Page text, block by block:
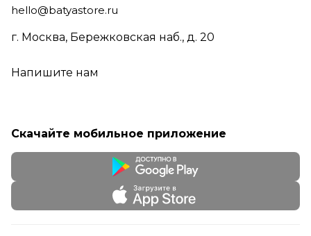
hello@batyastore.ru
г. Москва, Бережковская наб., д. 20
Напишите нам
Скачайте мобильное приложение